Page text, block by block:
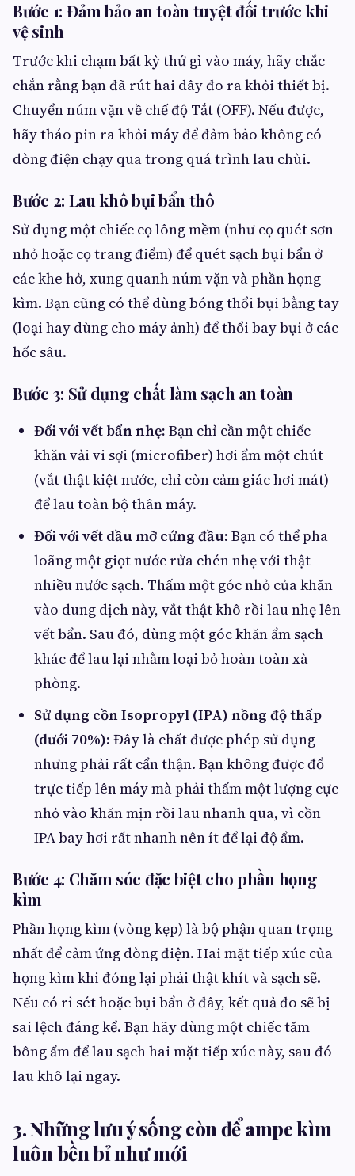
Bước 1: Đảm bảo an toàn tuyệt đối trước khi
vệ sinh
Trước khi chạm bất kỳ thứ gì vào máy, hãy chắc
chắn rằng bạn đã rút hai dây đo ra khỏi thiết bị.
Chuyển núm vặn về chế độ Tắt (OFF). Nếu được,
hãy tháo pin ra khỏi máy để đảm bảo không có
dòng điện chạy qua trong quá trình lau chùi.
Bước 2: Lau khô bụi bẩn thô
Sử dụng một chiếc cọ lông mềm (như cọ quét sơn
nhỏ hoặc cọ trang điểm) để quét sạch bụi bẩn ở
các khe hở, xung quanh núm vặn và phần họng
kìm. Bạn cũng có thể dùng bóng thổi bụi bằng tay
(loại hay dùng cho máy ảnh) để thổi bay bụi ở các
hốc sâu.
Bước 3: Sử dụng chất làm sạch an toàn
Đối với vết bẩn nhẹ: Bạn chỉ cần một chiếc
khăn vải vi sợi (microfiber) hơi ẩm một chút
(vắt thật kiệt nước, chỉ còn cảm giác hơi mát)
để lau toàn bộ thân máy.
Đối với vết dầu mỡ cứng đầu: Bạn có thể pha
loãng một giọt nước rửa chén nhẹ với thật
nhiều nước sạch. Thấm một góc nhỏ của khăn
vào dung dịch này, vắt thật khô rồi lau nhẹ lên
vết bẩn. Sau đó, dùng một góc khăn ẩm sạch
khác để lau lại nhằm loại bỏ hoàn toàn xà
phòng.
Sử dụng cồn Isopropyl (IPA) nồng độ thấp
(dưới 70%): Đây là chất được phép sử dụng
nhưng phải rất cẩn thận. Bạn không được đổ
trực tiếp lên máy mà phải thấm một lượng cực
nhỏ vào khăn mịn rồi lau nhanh qua, vì cồn
IPA bay hơi rất nhanh nên ít để lại độ ẩm.
Bước 4: Chăm sóc đặc biệt cho phần họng
kìm
Phần họng kìm (vòng kẹp) là bộ phận quan trọng
nhất để cảm ứng dòng điện. Hai mặt tiếp xúc của
họng kìm khi đóng lại phải thật khít và sạch sẽ.
Nếu có rỉ sét hoặc bụi bẩn ở đây, kết quả đo sẽ bị
sai lệch đáng kể. Bạn hãy dùng một chiếc tăm
bông ẩm để lau sạch hai mặt tiếp xúc này, sau đó
lau khô lại ngay.
3. Những lưu ý sống còn để ampe kìm
luôn bền bỉ như mới